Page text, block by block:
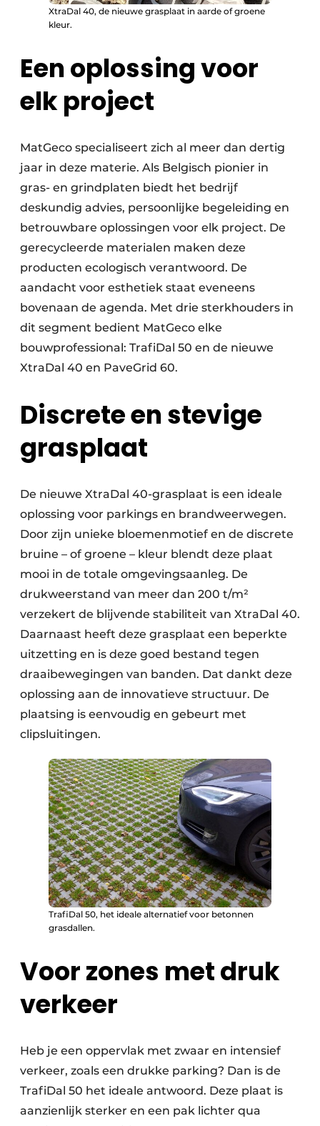
XtraDal 40, de nieuwe grasplaat in aarde of groene
kleur.
Een oplossing voor
elk project
MatGeco specialiseert zich al meer dan dertig
jaar in deze materie. Als Belgisch pionier in
gras- en grindplaten biedt het bedrijf
deskundig advies, persoonlijke begeleiding en
betrouwbare oplossingen voor elk project. De
gerecycleerde materialen maken deze
producten ecologisch verantwoord. De
aandacht voor esthetiek staat eveneens
bovenaan de agenda. Met drie sterkhouders in
dit segment bedient MatGeco elke
bouwprofessional: TrafiDal 50 en de nieuwe
XtraDal 40 en PaveGrid 60.
Discrete en stevige
grasplaat
De nieuwe XtraDal 40-grasplaat is een ideale
oplossing voor parkings en brandweerwegen.
Door zijn unieke bloemenmotief en de discrete
bruine – of groene – kleur blendt deze plaat
mooi in de totale omgevingsaanleg. De
drukweerstand van meer dan 200 t/m²
verzekert de blijvende stabiliteit van XtraDal 40.
Daarnaast heeft deze grasplaat een beperkte
uitzetting en is deze goed bestand tegen
draaibewegingen van banden. Dat dankt deze
oplossing aan de innovatieve structuur. De
plaatsing is eenvoudig en gebeurt met
clipsluitingen.
TrafiDal 50, het ideale alternatief voor betonnen
grasdallen.
Voor zones met druk
verkeer
Heb je een oppervlak met zwaar en intensief
verkeer, zoals een drukke parking? Dan is de
TrafiDal 50 het ideale antwoord. Deze plaat is
aanzienlijk sterker en een pak lichter qua